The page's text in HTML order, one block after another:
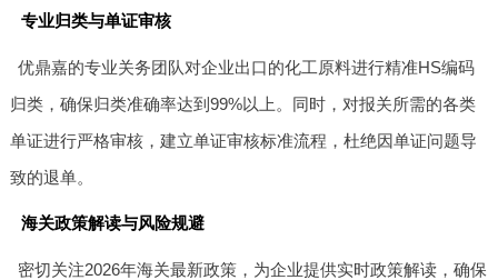
专业归类与单证审核
优鼎嘉的专业关务团队对企业出口的化工原料进行精准HS编码
归类，确保归类准确率达到99%以上。同时，对报关所需的各类
单证进行严格审核，建立单证审核标准流程，杜绝因单证问题导
致的退单。
海关政策解读与风险规避
密切关注2026年海关最新政策，为企业提供实时政策解读，确保